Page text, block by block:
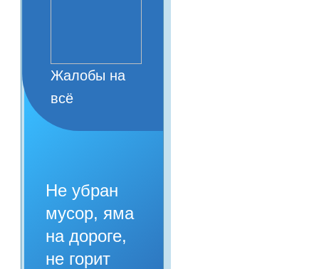
Жалобы на
всё
Не убран
мусор, яма
на дороге,
не горит